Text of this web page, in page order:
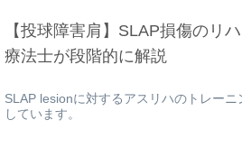
【投球障害肩】SLAP損傷のリ
療法士が段階的に解説
SLAP lesionに対するアスリハのトレー
しています。